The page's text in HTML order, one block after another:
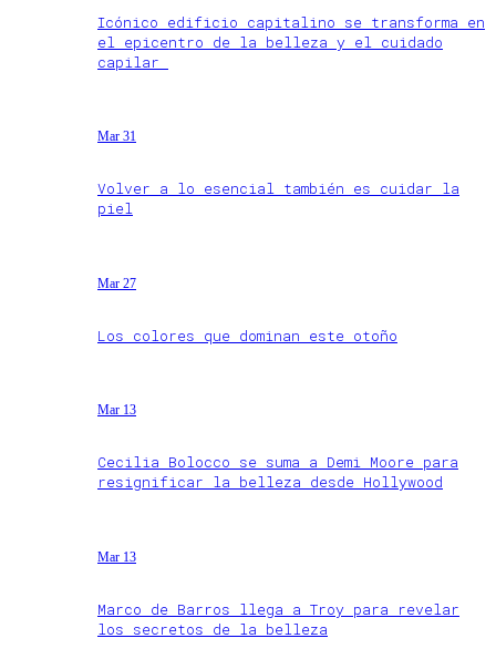
Icónico edificio capitalino se transforma en
el epicentro de la belleza y el cuidado
capilar
Mar 31
Volver a lo esencial también es cuidar la
piel
Mar 27
Los colores que dominan este otoño
Mar 13
Cecilia Bolocco se suma a Demi Moore para
resignificar la belleza desde Hollywood
Mar 13
Marco de Barros llega a Troy para revelar
los secretos de la belleza